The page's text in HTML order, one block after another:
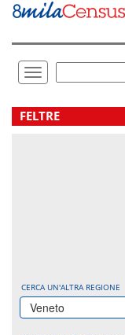
Vai
direttamente
Toggle
navigation
.
FELTRE
CERCA UN'ALTRA REGIONE
Veneto